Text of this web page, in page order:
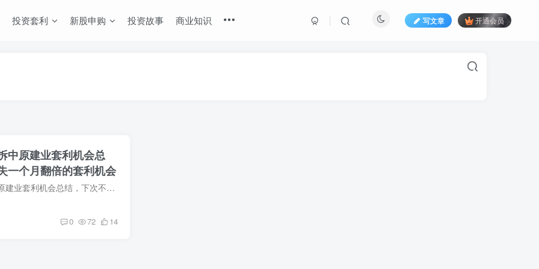
投资套利 新股申购 投资故事 商业知识 写文章 开通会员
中原建业套利机会总
一个月翻倍的套利机会
关于建业地产分拆中原建业套利机会总结，下次不要错失一个月翻倍的套利机会 13日建业地产开盘跌50%，于是火门简单看了看，原来今天5.13日是分拆中原建业除权，下跌只是除权后的重新定价，建业地...
0 72 14